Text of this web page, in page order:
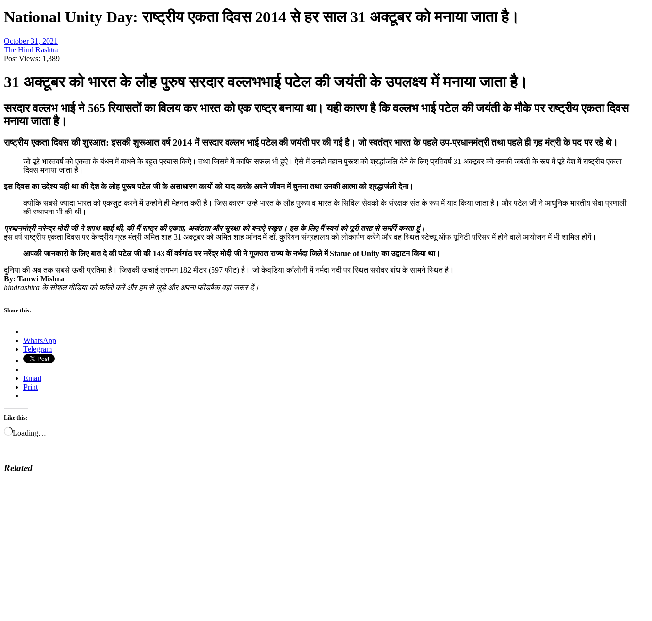
National Unity Day: राष्ट्रीय एकता दिवस 2014 से हर साल 31 अक्टूबर को मनाया जाता है।
October 31, 2021
The Hind Rashtra
Post Views: 1,389
31 अक्टूबर को भारत के लौह पुरुष सरदार वल्लभभाई पटेल की जयंती के उपलक्ष्य में मनाया जाता है।
सरदार वल्लभ भाई ने 565 रियासतों का विलय कर भारत को एक राष्ट्र बनाया था। यही कारण है कि वल्लभ भाई पटेल की जयंती के मौके पर राष्ट्रीय एकता दिवस
मनाया जाता है।
राष्ट्रीय एकता दिवस की शुरआत: इसकी शुरूआत वर्ष 2014 में सरदार वल्‍लभ भाई पटेल की जयंती पर की गई है। जो स्‍वतंत्र भारत के पहले उप-प्रधानमंत्री तथा पहले ही गृह मंत्री के पद पर रहे थे।
जो पूरे भारतवर्ष को एकता के बंधन में बाधने के बहुत प्रयास किऐ। तथा जिसमें में काफि सफल भी हुऐ। ऐसे में उनहो महान पुरूश को श्रद्धांजलि देने के लिए प्रतिवर्ष 31 अक्‍टूबर को उनकी जयंती के रूप में पूरे देश में राष्‍ट्रीय एकता
दिवस मनाया जाता है।
इस दिवस का उदेश्‍य यही था की देश के लोह पुरूष पटेल जी के असाधारण कार्यो को याद करके अपने जीवन में चुनना तथा उनकी आत्‍मा को श्रद्धाजंली देना।
क्‍योकि सबसे ज्‍यादा भारत को एकजुट करने में उन्‍होने ही मेहनत करी है। जिस कारण उन्‍हे भारत के लौह पुरूष व भारत के सिविल सेवको के संरक्षक संत के रूप में य‍ाद किया जाता है। और पटेल जी ने आधुनिक भारतीय सेवा प्रणाली
की स्‍थापना भी की थी।
प्रधानमंत्री नरेन्द्र मोदी जी ने शपथ खाई थी, की मैं राष्‍ट्र की एकता, अखंडता और सुरक्षा को बनाऐ रखूगा। इस के लिए मैं स्‍वयं को पूरी तरह से समर्पि करता हूं।
इस वर्ष राष्‍ट्रीय एकता दिवस पर केन्‍द्रीय ग्रह मंत्री अमित शाह 31 अक्‍टूबर को अमित शाह आंनद में डॉ. कुरियन संग्रहालय को लोकार्पण करेगे और वह स्थित स्‍टेच्‍यू ऑफ यूनिटी परिसर में होने वाले आयोजन में भी शामिल होगें।
आपकी जानकारी के लिए बात दे की पटेल जी की 143 वीं वर्षगांठ पर नरेंद्र मोदी जी ने गुजरात राज्‍य के नर्भदा जिले में Statue of Unity का उद्वाटन किया था।
दुनिया की अब तक सबसे ऊची प्रतिमा है। जिसकी ऊचाई लगभग 182 मीटर (597 फीट) है। जो केवडि़या कॉलोनी में नर्मदा नदी पर स्थित सरोवर बांध के सामने स्थित है।
By: Tanwi Mishra
hindrashtra के सोशल मीडिया को फॉलो करें और हम से जुड़े और अपना फीडबैक वहां जरूर दें।
Share this:
WhatsApp
Telegram
Email
Print
Like this:
Loading…
Related